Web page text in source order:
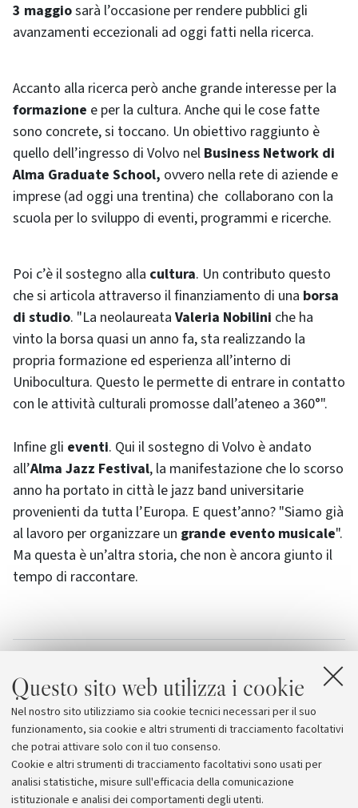
Questo sito web utilizza i cookie
Nel nostro sito utilizziamo sia cookie tecnici necessari per il suo
funzionamento, sia cookie e altri strumenti di tracciamento facoltativi
che potrai attivare solo con il tuo consenso.
Cookie e altri strumenti di tracciamento facoltativi sono usati per
analisi statistiche, misure sull'efficacia della comunicazione
istituzionale e analisi dei comportamenti degli utenti.
3 maggiosarà l’occasione per rendere pubblici gli
avanzamenti eccezionali ad oggi fatti nella ricerca.
Accanto alla ricerca però anche grande interesse per la
formazione e per la cultura. Anche qui le cose fatte
sono concrete, si toccano. Un obiettivo raggiunto è
quello dell’ingresso di Volvo nel Business Network di
Alma Graduate School, ovvero nella rete di aziende e
imprese (ad oggi una trentina) che collaborano con la
scuola per lo sviluppo di eventi, programmi e ricerche.
Poi c’è il sostegno alla cultura. Un contributo questo
che si articola attraverso il finanziamento di una borsa
di studio. "La neolaureata Valeria Nobilini che ha
vinto la borsa quasi un anno fa, sta realizzando la
propria formazione ed esperienza all’interno di
Unibocultura. Questo le permette di entrare in contatto
con le attività culturali promosse dall’ateneo a 360°".
Infine gli eventi. Qui il sostegno di Volvo è andato
all’Alma Jazz Festival, la manifestazione che lo scorso
anno ha portato in città le jazz band universitarie
provenienti da tutta l’Europa. E quest’anno? "Siamo già
al lavoro per organizzare un grande evento musicale".
Ma questa è un’altra storia, che non è ancora giunto il
tempo di raccontare.
Mobilis
Firma della Partnership